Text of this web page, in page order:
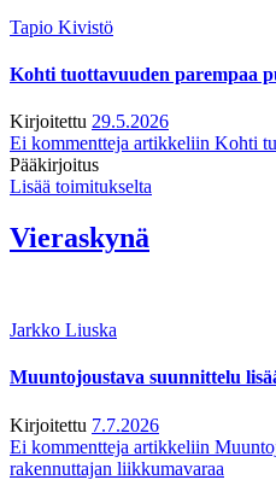
Tapio Kivistö
Kohti tuottavuuden parempaa
Kirjoitettu 29.5.2026
Ei kommentteja artikkeliin Kohti
Pääkirjoitus
Lisää toimitukselta
Vieraskynä
Jarkko Liuska
Muuntojoustava suunnittelu
Kirjoitettu 7.7.2026
Ei kommentteja artikkeliin
rakennuttajan liikkumavaraa